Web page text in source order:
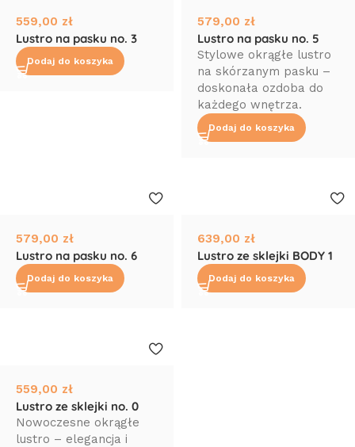
559,00 zł
Lustro na pasku no. 3
Dodaj do koszyka
579,00 zł
Lustro na pasku no. 5
Stylowe okrągłe lustro
na skórzanym pasku –
doskonała ozdoba do
każdego wnętrza.
Dodaj do koszyka
579,00 zł
Lustro na pasku no. 6
Dodaj do koszyka
639,00 zł
Lustro ze sklejki BODY 1
Dodaj do koszyka
559,00 zł
Lustro ze sklejki no. 0
Nowoczesne okrągłe
lustro – elegancja i